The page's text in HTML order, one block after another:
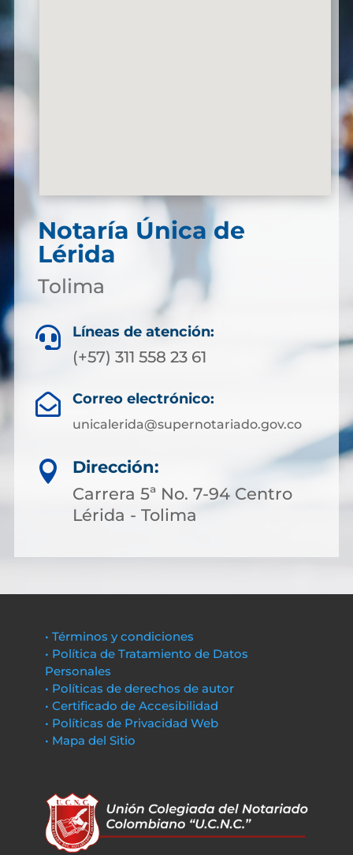
Notaría Única de
Lérida
Tolima
 Líneas de atención:
(+57) 311 558 23 61
 Correo electrónico:
unicalerida@supernotariado.gov.co

Dirección:
Carrera 5ª No. 7-94 Centro
Lérida - Tolima
• Términos y condiciones
• Política de Tratamiento de Datos
Personales
• Políticas de derechos de autor
• Certificado de Accesibilidad
• Políticas de Privacidad Web
• Mapa del Sitio